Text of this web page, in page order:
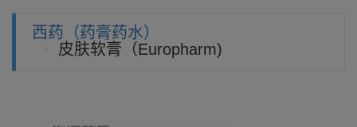
西药（药膏药水）
皮肤软膏（Europharm)